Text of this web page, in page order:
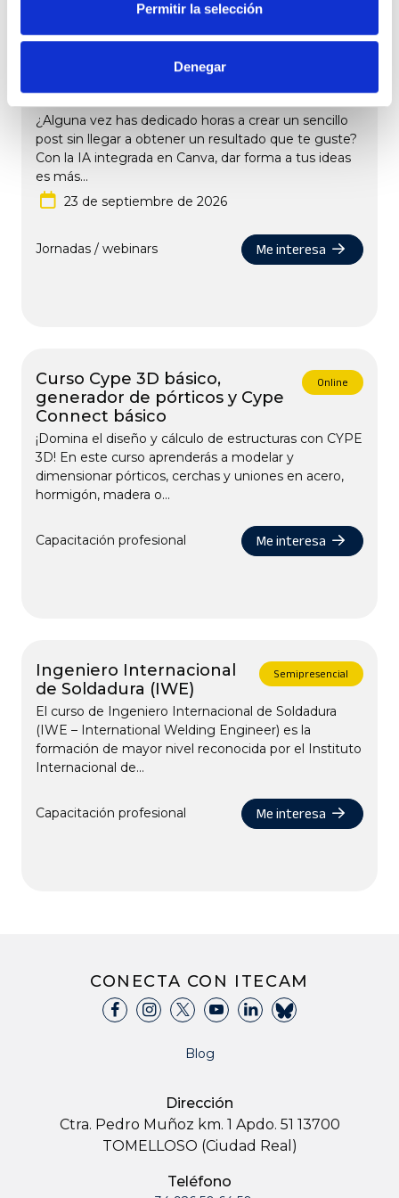
Permitir la selección
Denegar
Webinar Canva con IA: diseña
contenidos profesionales en
minutos y sin ser diseñador
¿Alguna vez has dedicado horas a crear un sencillo
post sin llegar a obtener un resultado que te guste?
Con la IA integrada en Canva, dar forma a tus ideas
es más...
23 de septiembre de 2026
Jornadas / webinars Me interesa
Curso Cype 3D básico,
generador de pórticos y Cype
Connect básico
Online
¡Domina el diseño y cálculo de estructuras con CYPE
3D! En este curso aprenderás a modelar y
dimensionar pórticos, cerchas y uniones en acero,
hormigón, madera o...
Capacitación profesional Me interesa
Ingeniero Internacional
de Soldadura (IWE)
Semipresencial
El curso de Ingeniero Internacional de Soldadura
(IWE – International Welding Engineer) es la
formación de mayor nivel reconocida por el Instituto
Internacional de...
Capacitación profesional Me interesa
CONECTA CON ITECAM
Blog
Dirección
Ctra. Pedro Muñoz km. 1 Apdo. 51 13700
TOMELLOSO (Ciudad Real)
Teléfono